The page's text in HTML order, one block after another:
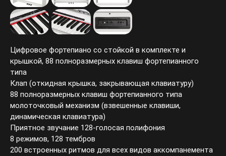
Цифровое фортепиано со стойкой в комплекте и
крышкой, 88 полноразмерных клавиш фортепианного
типа
Клап (откидная крышка, закрывающая клавиатуру)
88 полноразмерных клавиш фортепианного типа
молоточковый механизм (взвешенные клавиши,
динамическая клавиатура)
Приятное звучание 128-голосая полифония
8 режимов, 128 тембров
200 встроенных ритмов для всех видов аккомпанемента